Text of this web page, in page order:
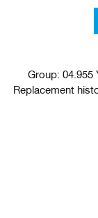
Group: 04.955
Replacement